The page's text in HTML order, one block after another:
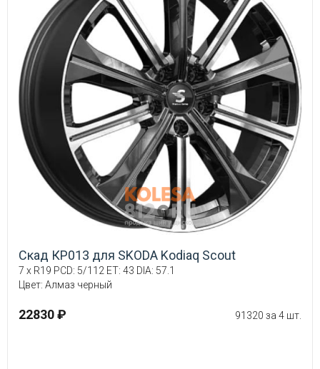
Скад КР013 для SKODA Kodiaq Scout
7 x R19 PCD: 5/112 ET: 43 DIA: 57.1
Цвет: Алмаз черный
22830 ₽ 91320 за 4 шт.